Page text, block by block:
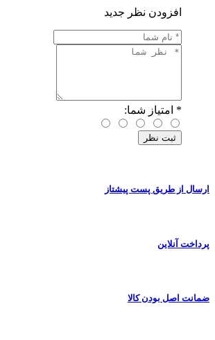
افزودن نظر جدید
* امتیاز شما:
ارسال از طریق پست پیشتاز
پرداخت آنلاین
ضمانت اصل بودن کالا